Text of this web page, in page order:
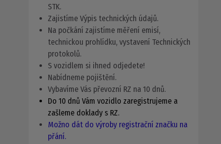
STK.
Zajistíme Výpis technických údajů.
Na počkání zajistíme měření emisí,
technickou prohlídku, vystavení Technických
protokolů.
S vozidlem si ihned odjedete!
Nabídneme pojištění.
Vybavíme Vás převozní RZ na 10 dnů.
Do 10 dnů Vám vozidlo zaregistrujeme a
zašleme doklady s RZ.
Možno dát do výroby registrační značku na
přání.